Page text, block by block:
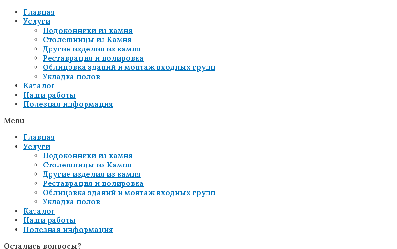
Главная
Услуги
Подоконники из камня
Столешницы из Камня
Другие изделия из камня
Реставрация и полировка
Облицовка зданий и монтаж входных групп
Укладка полов
Каталог
Наши работы
Полезная информация
Menu
Главная
Услуги
Подоконники из камня
Столешницы из Камня
Другие изделия из камня
Реставрация и полировка
Облицовка зданий и монтаж входных групп
Укладка полов
Каталог
Наши работы
Полезная информация
Остались вопросы?